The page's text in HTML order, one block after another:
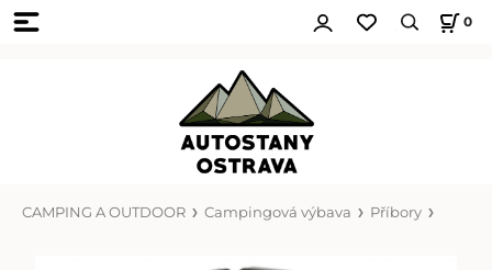
0
CAMPING A OUTDOOR Campingová výbava Příbory